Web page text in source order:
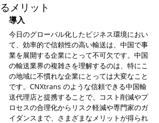
るメリット
導入
今日のグローバル化したビジネス環境におい
て、効率的で信頼性の高い輸送は、中国で事
業を展開する企業にとって不可欠です。中国
の輸送業界の複雑さを理解するのは、特にこ
の地域に不慣れな企業にとっては大変なこと
です。CNXtrans のような信頼できる中国輸
送代理店と提携することで、コスト削減やプ
ロセスの合理化からリスク軽減や専門家のガ
イダンスまで、さまざまなメリットが得られ